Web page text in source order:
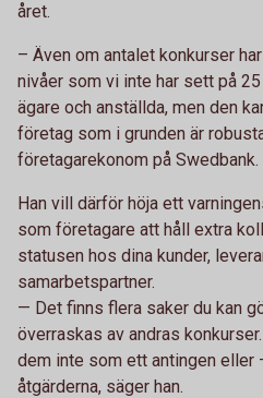
året.
– Även om antalet konkurser
nivåer som vi inte har sett på
ägare och anställda, men den
företag som i grunden är
företagarekonom på Swedbank.
Han vill därför höja ett
som företagare att håll extra
statusen hos dina kunder,
samarbetspartner.
— Det finns flera saker du kan
överraskas av andras
dem inte som ett antingen eller
åtgärderna, säger han.